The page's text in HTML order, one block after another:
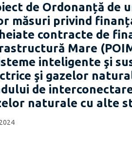
de Ordonanță de
măsuri privind
contracte de
Mare
inteligente şi
şi gazelor
de
naturale cu alte